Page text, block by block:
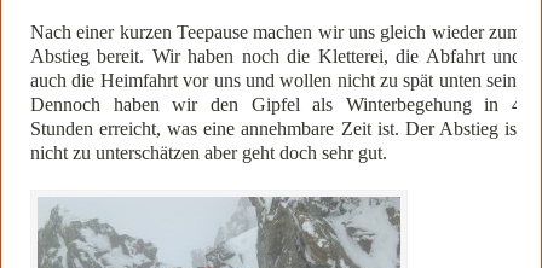
Nach einer kurzen Teepause machen wir uns gleich wieder zum
Abstieg bereit. Wir haben noch die Kletterei, die Abfahrt und
auch die Heimfahrt vor uns und wollen nicht zu spät unten sein.
Dennoch haben wir den Gipfel als Winterbegehung in 4
Stunden erreicht, was eine annehmbare Zeit ist. Der Abstieg ist
nicht zu unterschätzen aber geht doch sehr gut.